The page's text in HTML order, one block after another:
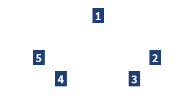
1
5
4
2
3